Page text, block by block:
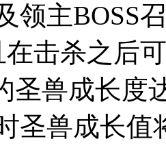
领主BOSS
在击杀之后
圣兽成长度
圣兽成长值